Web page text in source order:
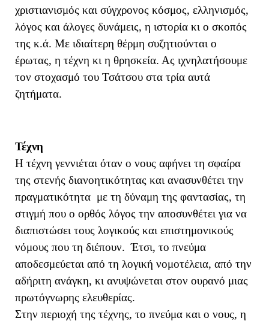
χριστιανισμός και σύγχρονος κόσμος, ελληνισμός,
λόγος και άλογες δυνάμεις, η ιστορία κι ο σκοπός
της κ.ά. Με ιδιαίτερη θέρμη συζητιούνται ο
έρωτας, η τέχνη κι η θρησκεία. Ας ιχνηλατήσουμε
τον στοχασμό του Τσάτσου στα τρία αυτά
ζητήματα.
Τέχνη
Η τέχνη γεννιέται όταν ο νους αφήνει τη σφαίρα
της στενής διανοητικότητας και ανασυνθέτει την
πραγματικότητα με τη δύναμη της φαντασίας, τη
στιγμή που ο ορθός λόγος την αποσυνθέτει για να
διαπιστώσει τους λογικούς και επιστημονικούς
νόμους που τη διέπουν. Έτσι, το πνεύμα
αποδεσμεύεται από τη λογική νομοτέλεια, από την
αδήριτη ανάγκη, κι ανυψώνεται στον ουρανό μιας
πρωτόγνωρης ελευθερίας.
Στην περιοχή της τέχνης, το πνεύμα και ο νους, η